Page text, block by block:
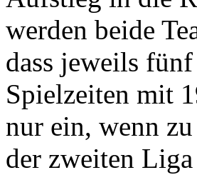
werden beide
dass jeweils
Spielzeiten mit
nur ein, wenn
der zweiten Liga